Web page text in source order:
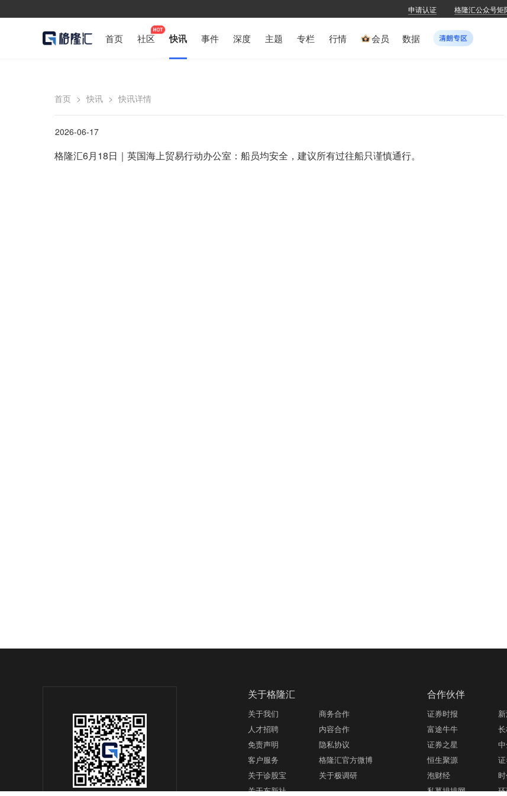
申请认证 格隆汇公众号矩
首页 社区 快讯 事件 深度 主题 专栏 行情 会员 数据
首页 > 快讯 > 快讯详情
2026-06-17
格隆汇6月18日｜英国海上贸易行动办公室：船员均安全，建议所有过往船只谨慎通行。
关于格隆汇
关于我们
商务合作
人才招聘
内容合作
免责声明
隐私协议
客户服务
格隆汇官方微博
关于诊股宝
关于极调研
关于东新社
合作伙伴
证券时报
富途牛牛
证券之星
恒生聚源
泡财经
私募排排网